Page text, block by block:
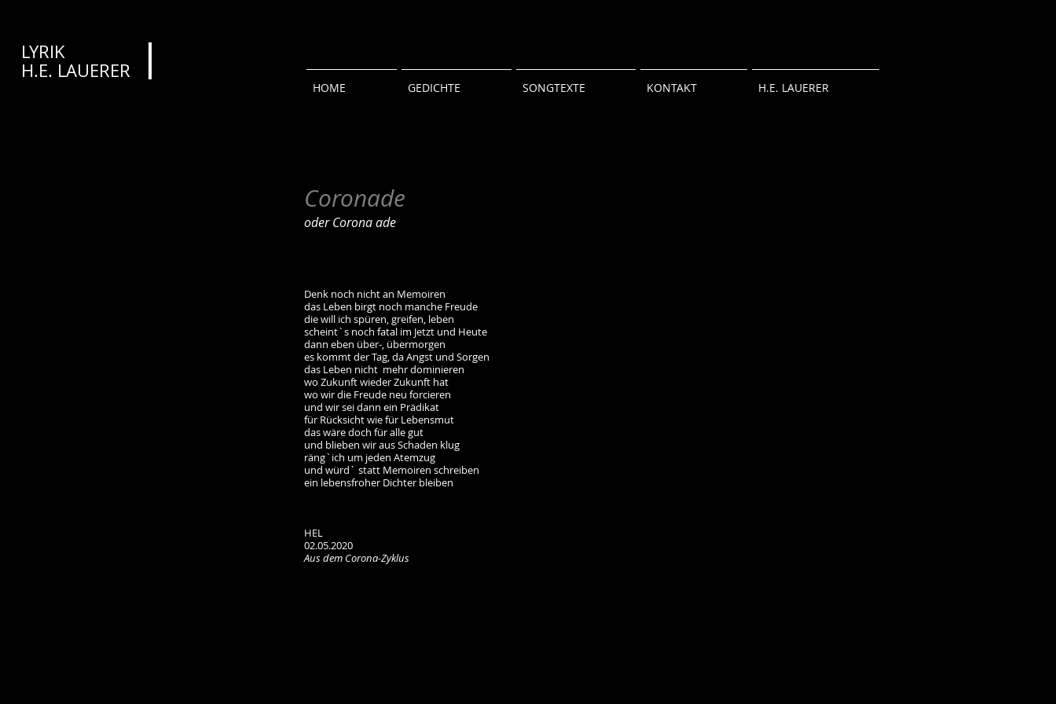
LYRIK
H.E. LAUERER​​​
HOME GEDICHTE SONGTEXTE KONTAKT H.E. LAUERER
Coronade
oder Corona ade
Denk noch nicht an Memoiren
das Leben birgt noch manche Freude
die will ich spüren, greifen, leben
scheint`s noch fatal im Jetzt und Heute
dann eben über-, übermorgen
es kommt der Tag, da Angst und Sorgen
das Leben nicht mehr dominieren
wo Zukunft wieder Zukunft hat
wo wir die Freude neu forcieren
und wir sei dann ein Prädikat
für Rücksicht wie für Lebensmut
das wäre doch für alle gut
und blieben wir aus Schaden klug
räng`ich um jeden Atemzug
und würd` statt Memoiren schreiben
ein lebensfroher Dichter bleiben
HEL
02.05.2020
Aus dem Corona-Zyklus